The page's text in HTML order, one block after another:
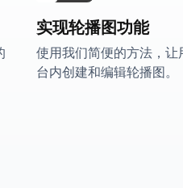
实现轮播图功能
使用我们简便的方法，
台内创建和编辑轮播图。